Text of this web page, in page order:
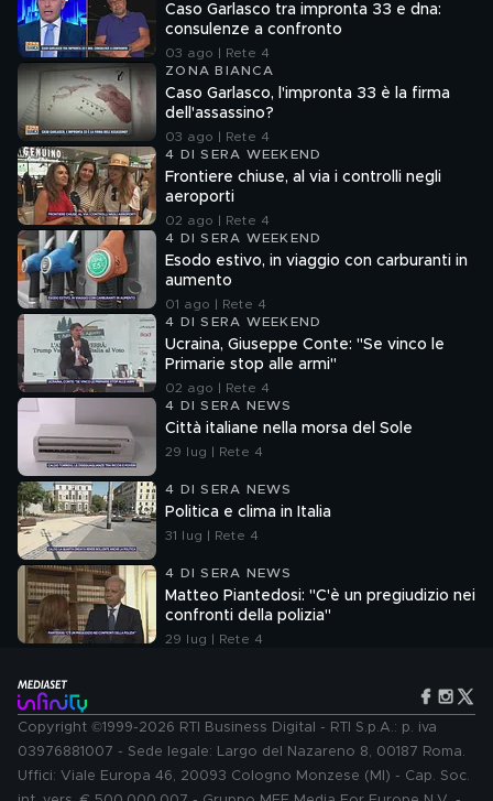
Caso Garlasco tra impronta 33 e dna:
consulenze a confronto
03 ago | Rete 4
ZONA BIANCA
Caso Garlasco, l'impronta 33 è la firma
dell'assassino?
03 ago | Rete 4
4 DI SERA WEEKEND
Frontiere chiuse, al via i controlli negli
aeroporti
02 ago | Rete 4
4 DI SERA WEEKEND
Esodo estivo, in viaggio con carburanti in
aumento
01 ago | Rete 4
4 DI SERA WEEKEND
Ucraina, Giuseppe Conte: "Se vinco le
Primarie stop alle armi"
02 ago | Rete 4
4 DI SERA NEWS
Città italiane nella morsa del Sole
29 lug | Rete 4
4 DI SERA NEWS
Politica e clima in Italia
31 lug | Rete 4
4 DI SERA NEWS
Matteo Piantedosi: "C'è un pregiudizio nei
confronti della polizia"
29 lug | Rete 4
Copyright ©1999-2026 RTI Business Digital - RTI S.p.A.: p. iva
03976881007 - Sede legale: Largo del Nazareno 8, 00187 Roma.
Uffici: Viale Europa 46, 20093 Cologno Monzese (MI) - Cap. Soc.